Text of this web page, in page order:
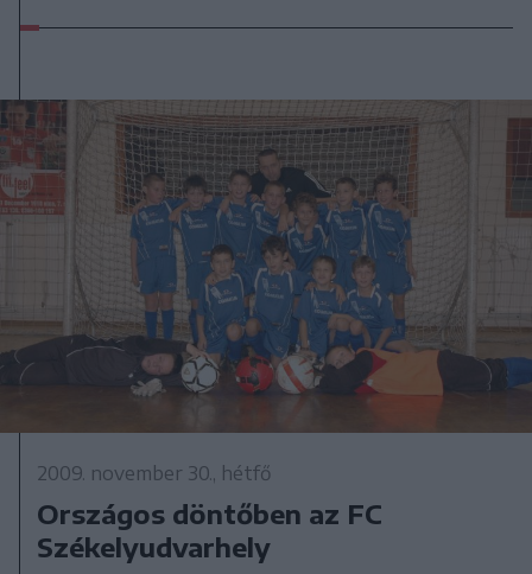
2009. november 30., hétfő
Országos döntőben az FC
Székelyudvarhely